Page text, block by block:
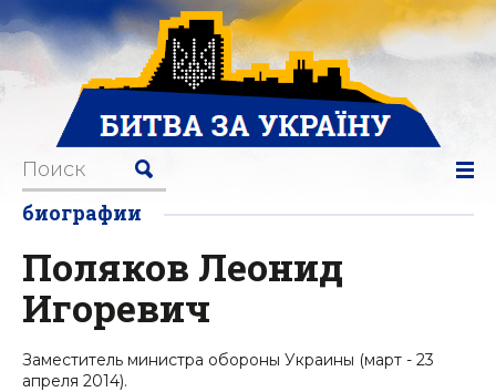
биографии
Поляков Леонид
Игоревич
Заместитель министра обороны Украины (март - 23
апреля 2014).